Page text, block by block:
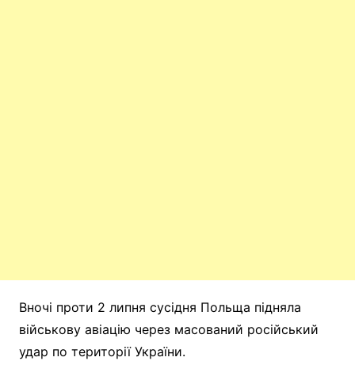
Вночі проти 2 липня сусідня Польща підняла
військову авіацію через масований російський
удар по території України.